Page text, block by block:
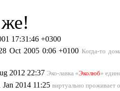
17:31:46 +0300
Oct 2005 0:06 +0100Когда-то
2012 22:37 Эко-лавка «Эколюб»
2014 11:25 виртуально проживает